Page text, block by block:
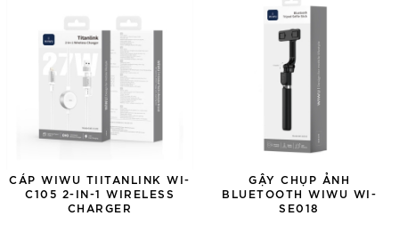
CÁP WIWU TIITANLINK WI-
C105 2-IN-1 WIRELESS
CHARGER
GẬY CHỤP ẢNH
BLUETOOTH WIWU WI-
SE018